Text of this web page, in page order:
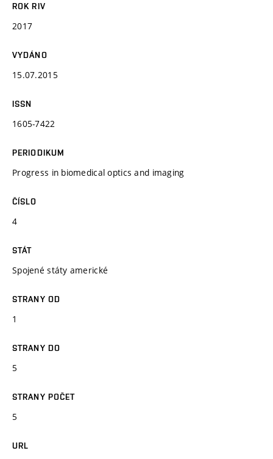
ROK RIV
2017
VYDÁNO
15.07.2015
ISSN
1605-7422
PERIODIKUM
Progress in biomedical optics and imaging
ČÍSLO
4
STÁT
Spojené státy americké
STRANY OD
1
STRANY DO
5
STRANY POČET
5
URL